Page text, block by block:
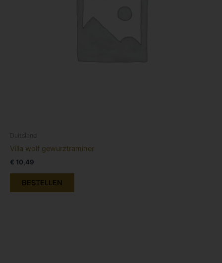
Duitsland
Villa wolf gewurztraminer
€ 10,49
BESTELLEN